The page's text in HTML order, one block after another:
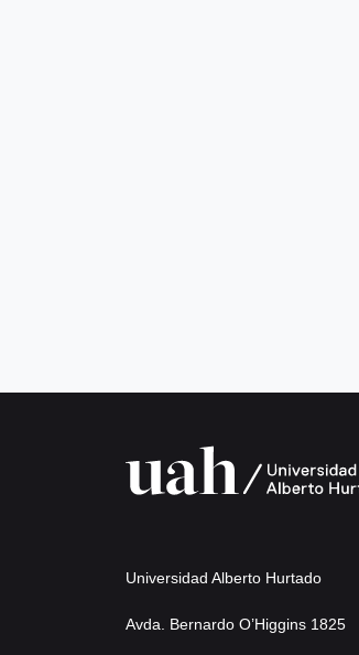
Universidad Alberto Hurtado
Avda. Bernardo O’Higgins 1825